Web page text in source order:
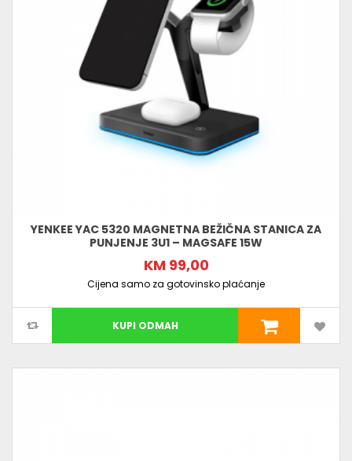
YENKEE YAC 5320 MAGNETNA BEŽIČNA STANICA ZA
PUNJENJE 3U1 – MAGSAFE 15W
KM 99,00
Cijena samo za gotovinsko plaćanje
KUPI ODMAH